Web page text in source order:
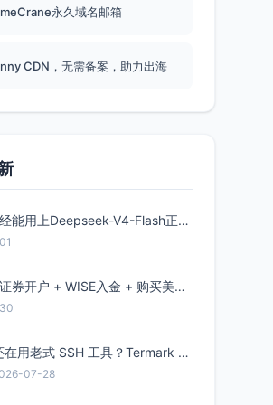
永久域名邮箱
CDN，无需备案，助力出海
七牛云已经能用上Deepseek-V4-Flash正式版了，点此领取300万Token
美国第一证券开户 + WISE入金 + 购买美股全流程分享
还在用老式 SSH 工具？Termark 新一代跨平台智能SSH客户端了解一下
07-28